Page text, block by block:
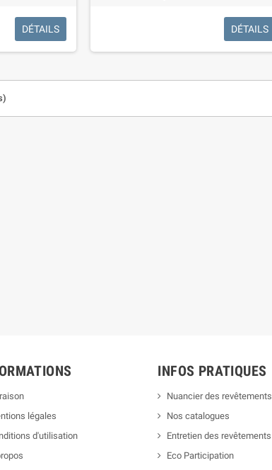
DÉTAILS DÉTAILS
légales
d'utilisation
INFOS PRATIQUES
Nuancier des revêtements
Nos catalogues
Entretien des revêtements
Eco Participation